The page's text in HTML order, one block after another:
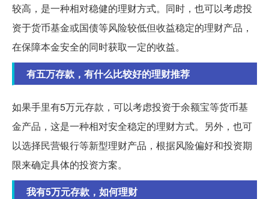
较高，是一种相对稳健的理财方式。同时，也可以考虑投
资于货币基金或国债等风险较低但收益稳定的理财产品，
在保障本金安全的同时获取一定的收益。
有五万存款，有什么比较好的理财推荐
如果手里有5万元存款，可以考虑投资于余额宝等货币基
金产品，这是一种相对安全稳定的理财方式。另外，也可
以选择民营银行等新型理财产品，根据风险偏好和投资期
限来确定具体的投资方案。
我有5万元存款，如何理财